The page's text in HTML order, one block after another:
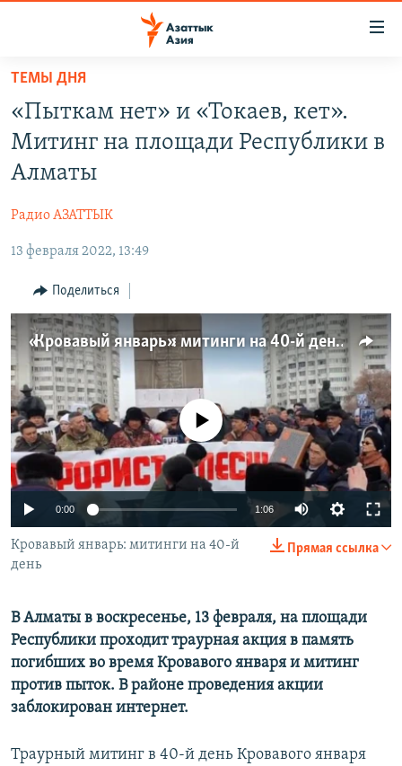
Вернуться
основному
содержанию
Вернутся
главной
Вернутся
поиску
ТАДЖИКИСТАН
ВОЙНА В УКРАИНЕ
ҚАЗАҚША
КЫРГЫЗЧА
ЎЗБЕКЧА
ТОҶИКӢ
TÜRKMENÇE
ПОДПИШИТЕСЬ НА НАС В СОЦСЕТЯХ
Все сайты РСЕ/РС
ТЕМЫ ДНЯ
«Пыткам нет» и «Токаев, кет».
Митинг на площади Республики в
Алматы
Радио АЗАТТЫК
13 февраля 2022, 13:49
Поделиться
«Кровавый январь»: митинги на 40-й день
720p
No media source currently available
0:00 1:06
1080p
Прямая ссылка
Кровавый январь: митинги на 40-й
день
В Алматы в воскресенье, 13 февраля, на площади
Республики проходит траурная акция в память
погибших во время Кровавого января и митинг
против пыток. В районе проведения акции
заблокирован интернет.
Траурный митинг в 40-й день Кровавого января